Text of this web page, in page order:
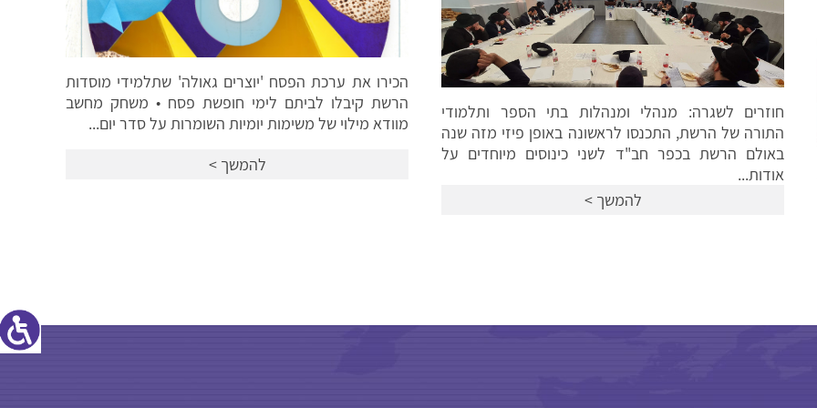
עשרות אירועים וירטואליים במהלך ימי הסגר השלישי
לילדי הגנים ברחבי הארץ. במרכזם עמדו הפקות וידאו
מיוחדות של 'אגף גני ילדים' ברשת בכיכובם של כוכבי
הילדים...
התאחדו. התחברו. התקשרו: שיא של משתתפים בכנס
ה'רשת' ליו"ד שבט למעלה מ-40,000 תלמידי ותלמידות
הרשת בארץ הקודש ובני משפחותיהם התכנסו לכינוס
וירטואלי של "רשת אהלי...